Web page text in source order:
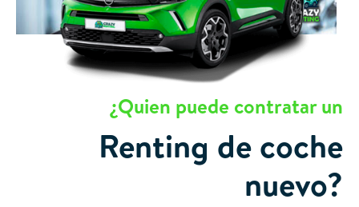
¿Quien puede contratar un
Renting de coche
nuevo?